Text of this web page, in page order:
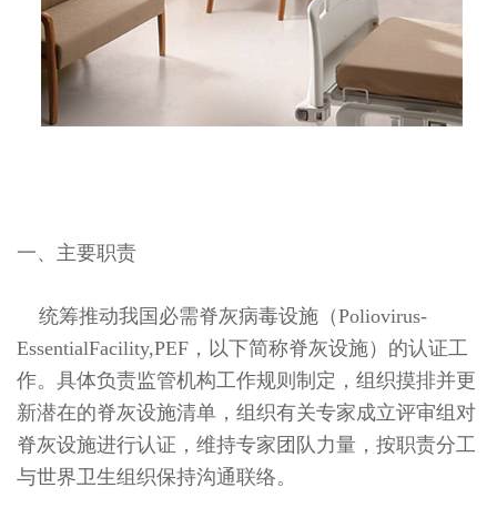
一、主要职责
统筹推动我国必需脊灰病毒设施（Poliovirus-
EssentialFacility,PEF，以下简称脊灰设施）的认证工
作。具体负责监管机构工作规则制定，组织摸排并更
新潜在的脊灰设施清单，组织有关专家成立评审组对
脊灰设施进行认证，维持专家团队力量，按职责分工
与世界卫生组织保持沟通联络。